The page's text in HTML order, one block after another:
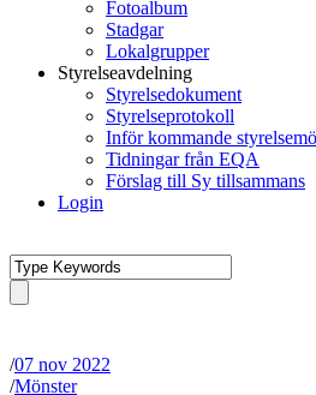
Fotoalbum
Stadgar
Lokalgrupper
Styrelseavdelning
Styrelsedokument
Styrelseprotokoll
Inför kommande
Tidningar från EQA
Förslag till Sy tillsammans
Login
/07 nov 2022
/Mönster